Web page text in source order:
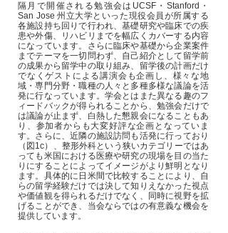
隔月で開催される勉強会はUCSF・Stanford・
San Jose 州立大学といった現役会員が所属する
各施設持ち回りで行われ、基礎研究や臨床での疾
患や外傷、リハビリまでを幅広くカバーする内容
になっています。さらに臨床や基礎から企業案件
までテーマを一切問わず、自己紹介として留学前
の成果から留学中の取り組み、留学後の計画だけ
でなくゲストによる講演会も企画し、様々な地
域・専門分野・職種の人々と多種多様な議論を活
発に行なっています。学会とはまた異なる趣のフ
ィードバックが得られることから、勉強会だけで
は議論が止まず、白熱した懇親会になることもあ
り、参加者からも大変好評な企画となっていま
す。さらに、近隣の施設訪問も活発に行っており
（図1c）、整形外科という狭いカテゴリーではあ
っても米国における医療や研究の現場を目の当た
りにすることによってイメージがより鮮明となり
ます。具体的に日米間で比較することにより、自
らの留学経験だけでは決して知りえなかった視点
や価値観を得られるだけでなく、同時に視野を拡
げることができ、当会ならではの有意義な機会を
提供しています。